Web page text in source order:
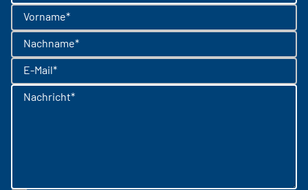
Vorname*
Nachname*
E-Mail*
Nachricht*